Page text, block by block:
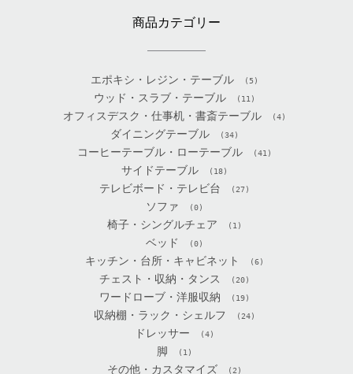
商品カテゴリー
エポキシ・レジン・テーブル (5)
ウッド・スラブ・テーブル (11)
オフィスデスク・仕事机・書斎テーブル (4)
ダイニングテーブル (34)
コーヒーテーブル・ローテーブル (41)
サイドテーブル (18)
テレビボード・テレビ台 (27)
ソファ (0)
椅子・シングルチェア (1)
ベッド (0)
キッチン・台所・キャビネット (6)
チェスト・収納・タンス (20)
ワードローブ・洋服収納 (19)
収納棚・ラック・シェルフ (24)
ドレッサー (4)
脚 (1)
その他・カスタマイズ (2)